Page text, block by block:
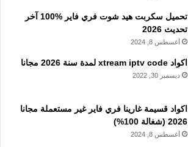
تحميل سكربت هيد شوت فري فاير %100 آخر
تحديث 2026
أغسطس 8, 2024
اكواد xtream iptv code لمدة سنة 2026 مجانا
ديسمبر 30, 2022
اكواد قسيمة غارينا فري فاير غير مستعملة مجانا
2026 (شغالة 100%)
أغسطس 8, 2024